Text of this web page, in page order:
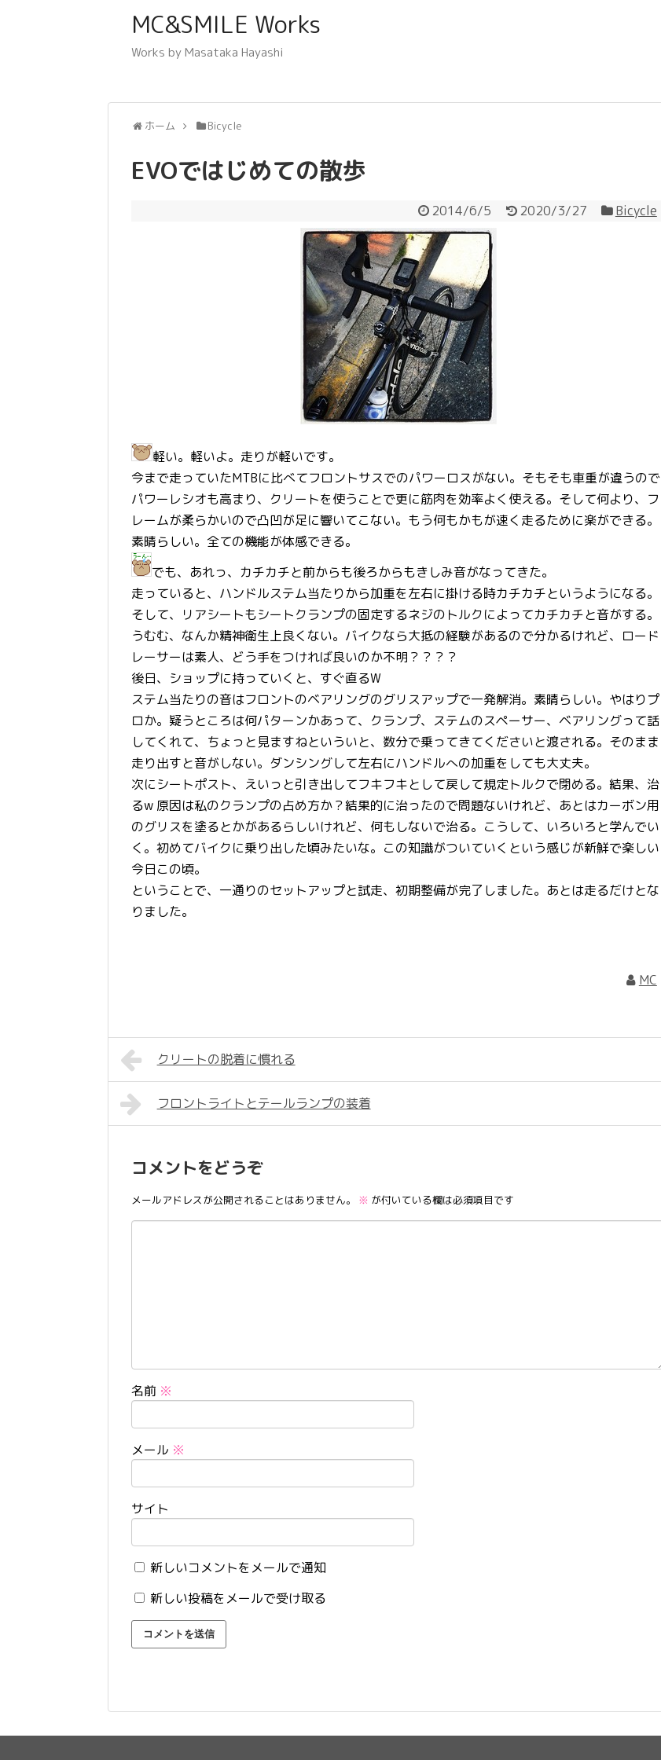
MC&SMILE Works
Works by Masataka Hayashi
ホーム Bicycle
EVOではじめての散歩
2014/6/5 2020/3/27 Bicycle
軽い。軽いよ。走りが軽いです。
今まで走っていたMTBに比べてフロントサスでのパワーロスがない。そもそも車重が違うので
パワーレシオも高まり、クリートを使うことで更に筋肉を効率よく使える。そして何より、フ
レームが柔らかいので凸凹が足に響いてこない。もう何もかもが速く走るために楽ができる。
素晴らしい。全ての機能が体感できる。
でも、あれっ、カチカチと前からも後ろからもきしみ音がなってきた。
走っていると、ハンドルステム当たりから加重を左右に掛ける時カチカチというようになる。
そして、リアシートもシートクランプの固定するネジのトルクによってカチカチと音がする。
うむむ、なんか精神衛生上良くない。バイクなら大抵の経験があるので分かるけれど、ロード
レーサーは素人、どう手をつければ良いのか不明？？？？
後日、ショップに持っていくと、すぐ直るW
ステム当たりの音はフロントのベアリングのグリスアップで一発解消。素晴らしい。やはりプ
ロか。疑うところは何パターンかあって、クランプ、ステムのスペーサー、ベアリングって話
してくれて、ちょっと見ますねといういと、数分で乗ってきてくださいと渡される。そのまま
走り出すと音がしない。ダンシングして左右にハンドルへの加重をしても大丈夫。
次にシートポスト、えいっと引き出してフキフキとして戻して規定トルクで閉める。結果、治
るw 原因は私のクランプの占め方か？結果的に治ったので問題ないけれど、あとはカーボン用
のグリスを塗るとかがあるらしいけれど、何もしないで治る。こうして、いろいろと学んでい
く。初めてバイクに乗り出した頃みたいな。この知識がついていくという感じが新鮮で楽しい
今日この頃。
ということで、一通りのセットアップと試走、初期整備が完了しました。あとは走るだけとな
りました。
MC
クリートの脱着に慣れる
フロントライトとテールランプの装着
コメントをどうぞ
メールアドレスが公開されることはありません。 ※ が付いている欄は必須項目です
名前 ※
メール ※
サイト
新しいコメントをメールで通知
新しい投稿をメールで受け取る